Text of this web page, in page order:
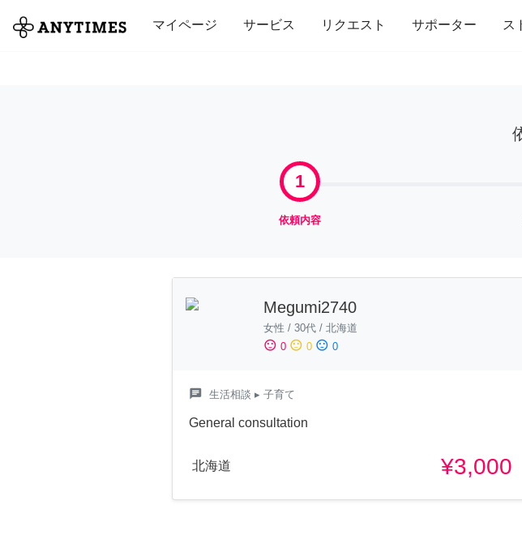
マイページ サービス リクエスト サポーター ス
全て 修理・組立 家事 引っ越し インテリア 趣味・
1
依頼内容
Megumi2740
女性 / 30代 / 北海道
sentiment_satisfied 0 sentiment_neutral 0 sentiment_dissatisfied 0
chat 生活相談 ▸ 子育て
General consultation
北海道 ¥3,000